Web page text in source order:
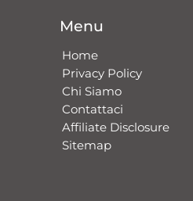
Menu
Home
Privacy Policy
Chi Siamo
Contattaci​
Affiliate Disclosure
Sitemap